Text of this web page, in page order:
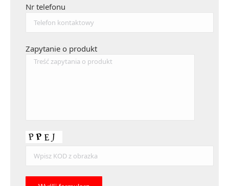
Nr telefonu
Zapytanie o produkt